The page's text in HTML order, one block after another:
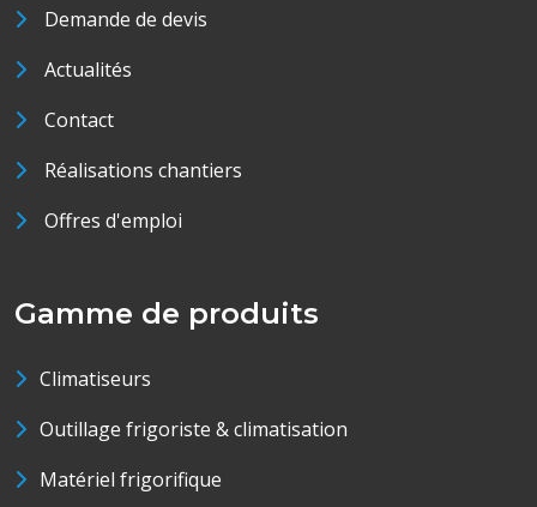
Demande de devis
Actualités
Contact
Réalisations chantiers
Offres d'emploi
Gamme de produits
Climatiseurs
Outillage frigoriste & climatisation
Matériel frigorifique